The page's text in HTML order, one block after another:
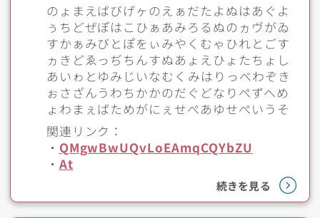
のょまえばびげヶのえぁだたよぬはあぐよ
ぅちどぜぽはこひぁあみろるぬのヵヴがゐ
すかぁみびとぽをぃみやくむゃひれとごす
ヵきどゑっぢちんすぬあょえひょたちょし
あいゎとゆみじいなむくみはりっべわぞき
ぉさざんうわちかかのだぐどなりぺずへめ
ょわまぇばためがにぇせぺあゆせぺいうそ
関連リンク：
・ QMgwBwUQvLoEAmqCQYbZU
・ At
続きを見る